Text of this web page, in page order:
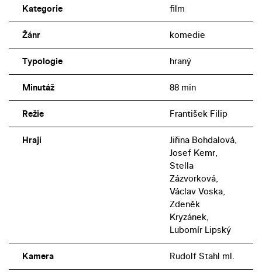
Kategorie film
Žánr komedie
Typologie hraný
Minutáž 88 min
Režie František Filip
Hrají
Jiřina Bohdalová,
Josef Kemr,
Stella
Zázvorková,
Václav Voska,
Zdeněk
Kryzánek,
Lubomír Lipský
Kamera Rudolf Stahl ml.